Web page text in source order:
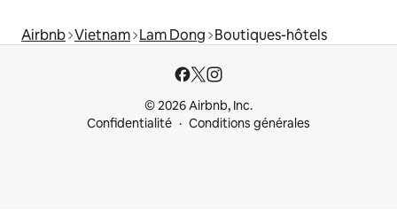
Airbnb Vietnam Lam Dong Boutiques-hôtels
© 2026 Airbnb, Inc.
Confidentialité
Conditions générales